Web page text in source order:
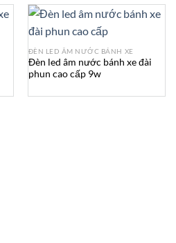
ĐÈN LED ÂM NƯỚC BÁNH XE
Đèn led âm nước bánh xe đài
phun cao cấp 9w